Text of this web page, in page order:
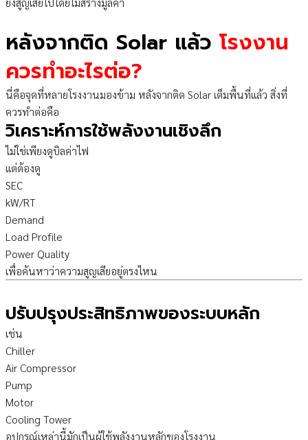
หลังจากติด Solar แล้วโรงงาน
ควรทำอะไรต่อ?
นี่คือจุดที่หลายโรงงานมองข้าม หลังจากติด Solar เต็มพื้นที่แล้ว สิ่งที่
ควรทำต่อคือ
วิเคราะห์การใช้พลังงานเชิงลึก
ไม่ใช่เพียงดูบิลค่าไฟ
แต่ต้องดู
SEC
kW/RT
Demand
Load Profile
Power Quality
เพื่อค้นหาว่าความสูญเสียอยู่ตรงไหน
ปรับปรุงประสิทธิภาพของระบบหลัก
เช่น
Chiller
Air Compressor
Pump
Motor
Cooling Tower
อุปกรณ์เหล่านี้มักเป็นผู้ใช้พลังงานหลักของโรงงาน